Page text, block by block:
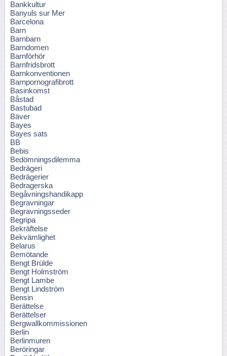
Bankkultur
Banyuls sur Mer
Barcelona
Barn
Barnbarn
Barndomen
Barnförhör
Barnfridsbrott
Barnkonventionen
Barnpornografibrott
Basinkomst
Båstad
Bastubad
Bäver
Bayes
Bayes sats
BB
Bebis
Bedömningsdilemma
Bedrägeri
Bedrägerier
Bedragerska
Begåvningshandikapp
Begravningar
Begravningsseder
Begripa
Bekräftelse
Bekvämlighet
Belarus
Bemötande
Bengt Brülde
Bengt Holmström
Bengt Lambe
Bengt Lindström
Bensin
Berättelse
Berättelser
Bergwallkommissionen
Berlin
Berlinmuren
Beröringar